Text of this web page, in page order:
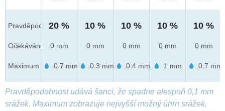
Pravděpod.
Očekáváno
Maximum
20 %
0 mm
0.7 mm
10 %
0 mm
0.3 mm
10 %
0 mm
0.4 mm
10 %
0 mm
1 mm
10 %
0 mm
0.7 mm
Pravděpodobnost udává šanci, že spadne alespoň 0,1 mm
srážek. Maximum zobrazuje nejvyšší možný úhrn srážek,